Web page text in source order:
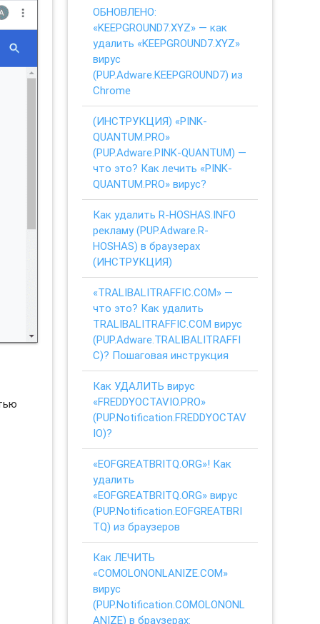
ОБНОВЛЕНО:
«KEEPGROUND7.XYZ» — как
удалить «KEEPGROUND7.XYZ»
вирус
(PUP.Adware.KEEPGROUND7) из
Chrome
(ИНСТРУКЦИЯ) «PINK-
QUANTUM.PRO»
(PUP.Adware.PINK-QUANTUM) —
что это? Как лечить «PINK-
QUANTUM.PRO» вирус?
Как удалить R-HOSHAS.INFO
рекламу (PUP.Adware.R-
HOSHAS) в браузерах
(ИНСТРУКЦИЯ)
«TRALIBALITRAFFIC.COM» —
что это? Как удалить
TRALIBALITRAFFIC.COM вирус
(PUP.Adware.TRALIBALITRAFFI
C)? Пошаговая инструкция
Как УДАЛИТЬ вирус
«FREDDYOCTAVIO.PRO»
(PUP.Notification.FREDDYOCTAV
IO)?
«EOFGREATBRITQ.ORG»! Как
удалить
«EOFGREATBRITQ.ORG» вирус
(PUP.Notification.EOFGREATBRI
TQ) из браузеров
Как ЛЕЧИТЬ
«COMOLONONLANIZE.COM»
вирус
(PUP.Notification.COMOLONONL
ANIZE) в браузерах: